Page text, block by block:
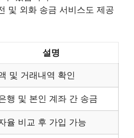
및 외화 송금 서비스도 제공
설명
및 거래내역 확인
행 및 본인 계좌 간 송금
율 비교 후 가입 가능